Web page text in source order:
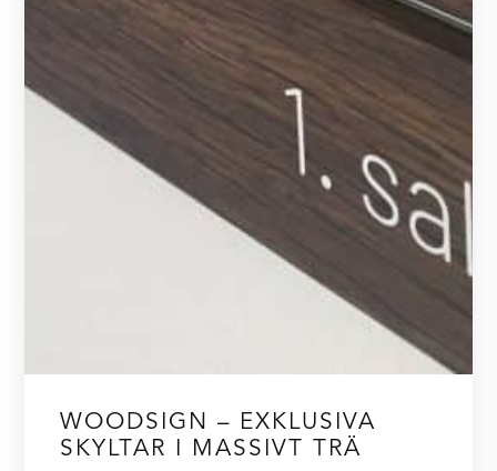
WOODSIGN – EXKLUSIVA
SKYLTAR I MASSIVT TRÄ